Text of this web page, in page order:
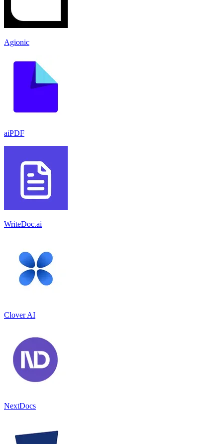
Agionic
aiPDF
WriteDoc.ai
Clover AI
NextDocs